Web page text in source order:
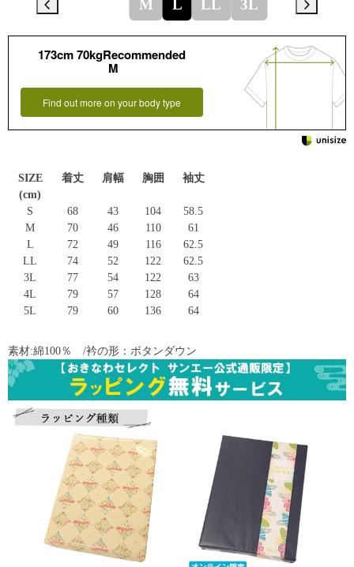
M L LL 3L
173cm 70kgRecommended
M
Find out more on your body type
SIZE
(cm)
着丈 肩幅 胸囲 袖丈
S 68 43 104
58.5
M
70 46 110
61
L
72 49 116
62.5
LL
74 52 122
62.5
3L
77 54 122
63
4L
79 57 128
64
5L
79 60 136 64
素材:綿100％ /衿の形：ボタンダウン